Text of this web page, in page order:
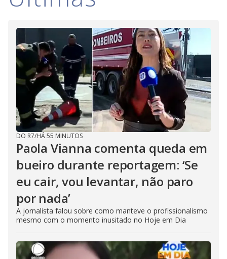
DO R7/HÁ 55 MINUTOS
Paola Vianna comenta queda em
bueiro durante reportagem: ‘Se
eu cair, vou levantar, não paro
por nada’
A jornalista falou sobre como manteve o profissionalismo
mesmo com o momento inusitado no Hoje em Dia